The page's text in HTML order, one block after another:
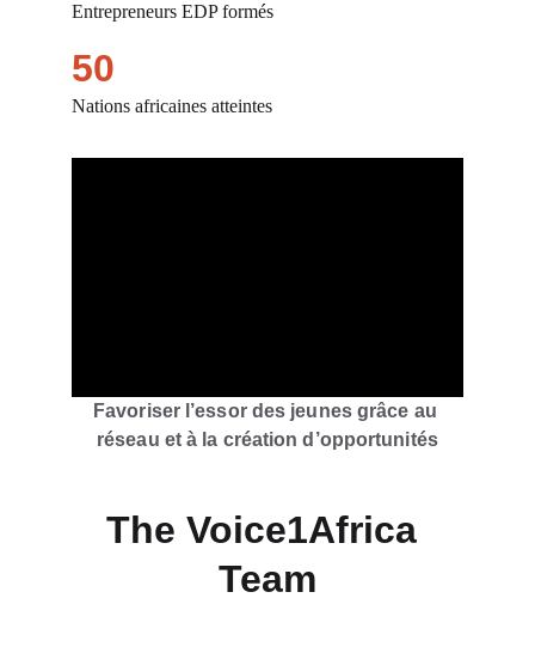
50
Nations africaines atteintes
Favoriser l’essor des jeunes grâce au
réseau et à la création d’opportunités
Entrepreneurs EDP formés
The Voice1Africa
Team